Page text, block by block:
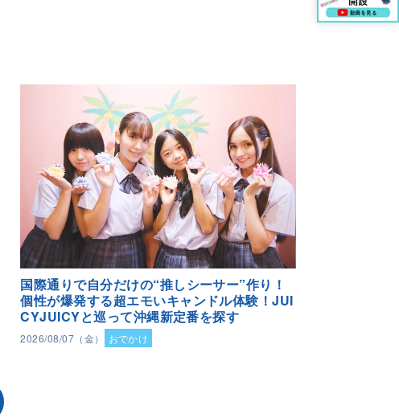
国際通りで自分だけの“推しシーサー”作り！
個性が爆発する超エモいキャンドル体験！JUI
CYJUICYと巡って沖縄新定番を探す
2026/08/07（金） おでかけ